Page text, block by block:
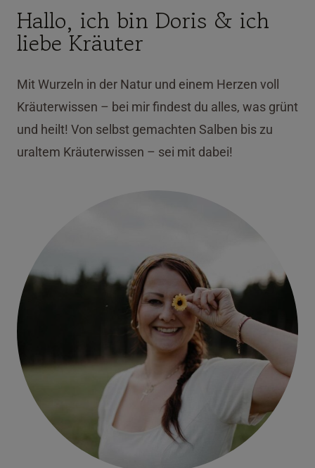
Hallo, ich bin Doris & ich
liebe Kräuter
Mit Wurzeln in der Natur und einem Herzen voll
Kräuterwissen – bei mir findest du alles, was grünt
und heilt! Von selbst gemachten Salben bis zu
uraltem Kräuterwissen – sei mit dabei!